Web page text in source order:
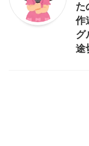
た
作
グ
途